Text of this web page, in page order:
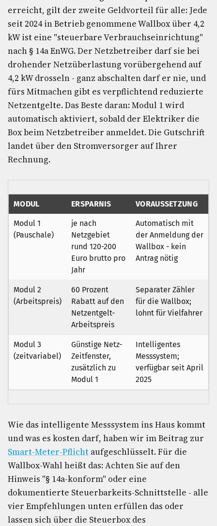
erreicht, gilt der zweite Geldvorteil für alle: Jede
seit 2024 in Betrieb genommene Wallbox über 4,2
kW ist eine "steuerbare Verbrauchseinrichtung"
nach § 14a EnWG. Der Netzbetreiber darf sie bei
drohender Netzüberlastung vorübergehend auf
4,2 kW drosseln - ganz abschalten darf er nie, und
fürs Mitmachen gibt es verpflichtend reduzierte
Netzentgelte. Das Beste daran: Modul 1 wird
automatisch aktiviert, sobald der Elektriker die
Box beim Netzbetreiber anmeldet. Die Gutschrift
landet über den Stromversorger auf Ihrer
Rechnung.
MODUL ERSPARNIS VORAUSSETZUNG
Modul 1
(Pauschale)
je nach
Netzgebiet
rund 120-200
Euro brutto pro
Jahr
Automatisch mit
der Anmeldung der
Wallbox - kein
Antrag nötig
Modul 2
(Arbeitspreis)
60 Prozent
Rabatt auf den
Netzentgelt-
Arbeitspreis
Separater Zähler
für die Wallbox;
lohnt für Vielfahrer
Modul 3
(zeitvariabel)
Günstige Netz-
Zeitfenster,
zusätzlich zu
Modul 1
Intelligentes
Messsystem;
verfügbar seit April
2025
Wie das intelligente Messsystem ins Haus kommt
und was es kosten darf, haben wir im Beitrag zur
Smart-Meter-Pflicht aufgeschlüsselt. Für die
Wallbox-Wahl heißt das: Achten Sie auf den
Hinweis "§ 14a-konform" oder eine
dokumentierte Steuerbarkeits-Schnittstelle - alle
vier Empfehlungen unten erfüllen das oder
lassen sich über die Steuerbox des